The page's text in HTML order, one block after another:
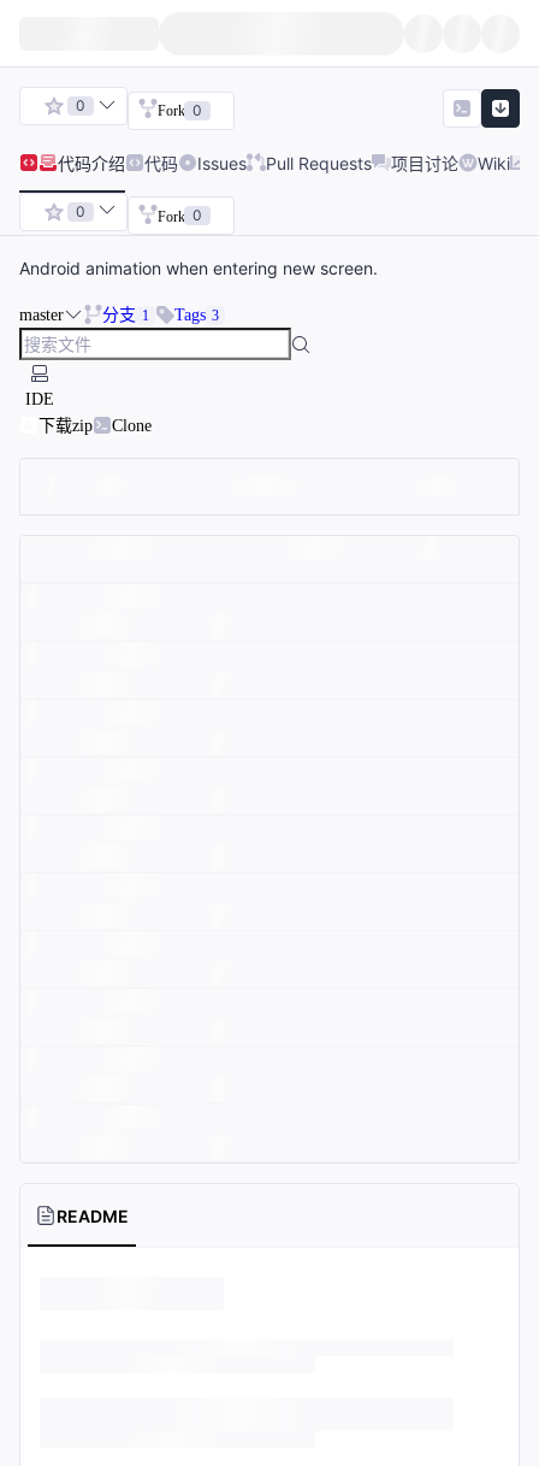
0 Fork 0
代码介绍 代码 Issues Pull Requests 项目讨论 Wiki
0 Fork 0
Android animation when entering new screen.
master 分支 1 Tags 3
IDE
下载zip
Clone
README